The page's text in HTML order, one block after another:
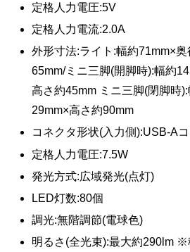
定格人力電圧:5V
定格人力電流:2.0A
外形寸法:ライト:幅約71mm×
65mm/ミニ三脚(開脚時):幅約
高さ約45mm ミニ三脚(閉脚時
29mm×高さ約90mm
コネクタ形状(入力側):USB-A
定格人力電圧:7.5W
発光方式:広域発光(点灯)
LED灯数:80個
調光:無階調節(電球色)
明るさ(全光束):最大約290lm